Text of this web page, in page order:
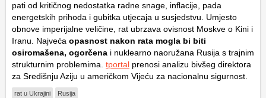
pati od kritičnog nedostatka radne snage, inflacije, pada
energetskih prihoda i gubitka utjecaja u susjedstvu. Umjesto
obnove imperijalne veličine, rat ubrzava ovisnost Moskve o Kini i
Iranu. Najveća opasnost nakon rata mogla bi biti
osiromašena, ogorčena i nuklearno naoružana Rusija s trajnim
strukturnim problemima. tportal prenosi analizu bivšeg direktora
za Središnju Aziju u američkom Vijeću za nacionalnu sigurnost.
rat u Ukrajini Rusija